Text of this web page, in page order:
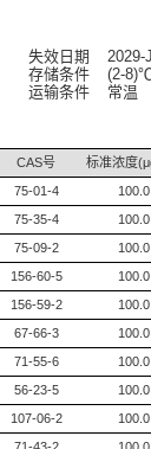
失效日期
2029-
存储条件
(2-
运输条件 常温
CAS号 标准浓度
75-01-4 100.0
75-35-4 100.0
75-09-2 100.0
156-60-5 100.0
156-59-2 100.0
67-66-3 100.0
71-55-6 100.0
56-23-5 100.0
107-06-2 100.0